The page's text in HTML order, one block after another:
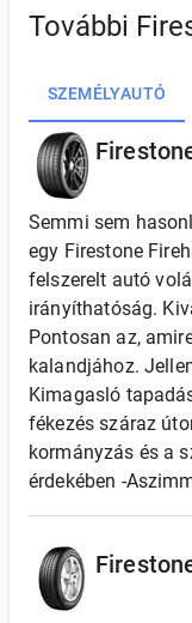
További
SZEMÉLYAUTÓ
Semmi sem
egy Firestone
felszerelt autó
irányíthatóság.
Pontosan az,
kalandjához.
Kimagasló
fékezés száraz
kormányzás és a
érdekében -